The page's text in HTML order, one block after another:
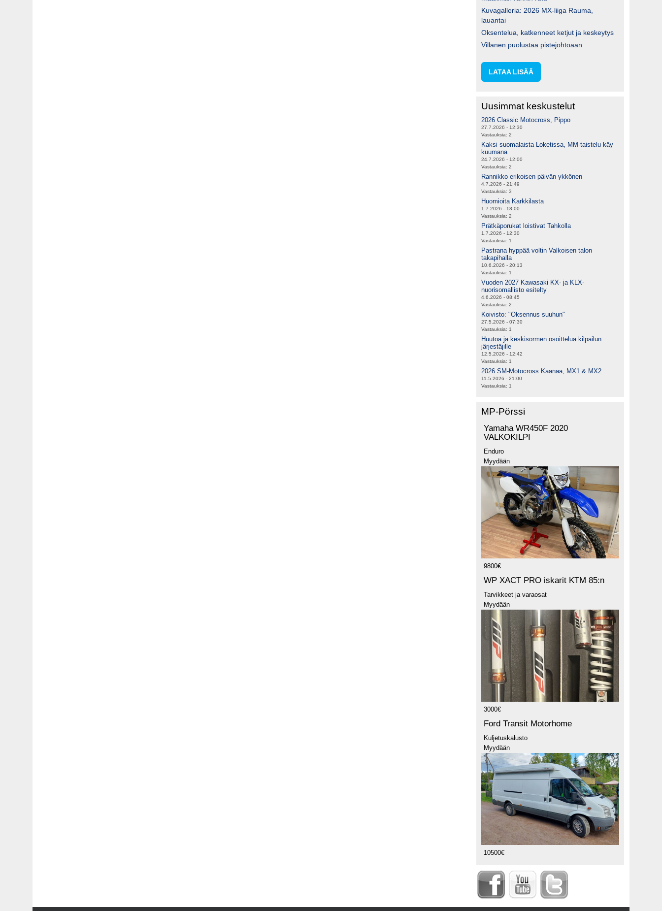
Kuvagalleria: 2026 MX-liiga Rauma,
lauantai
Oksentelua, katkenneet ketjut ja keskeytys
Villanen puolustaa pistejohtoaan
LATAA LISÄÄ
Uusimmat keskustelut
2026 Classic Motocross, Pippo
27.7.2026 - 12:30
Vastauksia: 2
Kaksi suomalaista Loketissa, MM-taistelu käy
kuumana
24.7.2026 - 12:00
Vastauksia: 2
Rannikko erikoisen päivän ykkönen
4.7.2026 - 21:49
Vastauksia: 3
Huomioita Karkkilasta
1.7.2026 - 18:00
Vastauksia: 2
Prätkäporukat loistivat Tahkolla
1.7.2026 - 12:30
Vastauksia: 1
Pastrana hyppää voltin Valkoisen talon
takapihalla
10.6.2026 - 20:13
Vastauksia: 1
Vuoden 2027 Kawasaki KX- ja KLX-
nuorisomallisto esitelty
4.6.2026 - 08:45
Vastauksia: 2
Koivisto: "Oksennus suuhun"
27.5.2026 - 07:30
Vastauksia: 1
Huutoa ja keskisormen osoittelua kilpailun
järjestäjille
12.5.2026 - 12:42
Vastauksia: 1
2026 SM-Motocross Kaanaa, MX1 & MX2
11.5.2026 - 21:00
Vastauksia: 1
MP-Pörssi
Yamaha WR450F 2020
VALKOKILPI
Enduro
Myydään
9800€
WP XACT PRO iskarit KTM 85:n
Tarvikkeet ja varaosat
Myydään
3000€
Ford Transit Motorhome
Kuljetuskalusto
Myydään
10500€